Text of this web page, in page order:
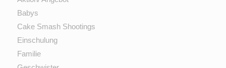
Babys
Cake Smash Shootings
Einschulung
Familie